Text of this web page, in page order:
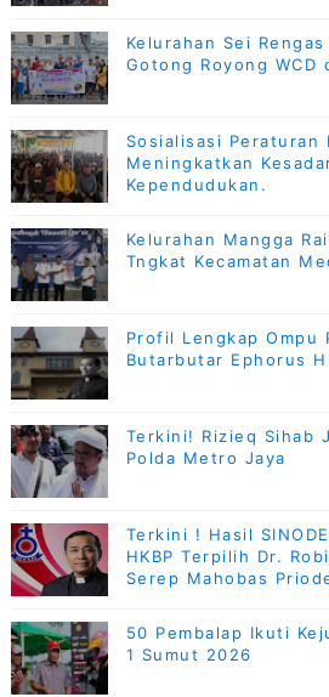
Kelurahan Sei
Gotong Royong WCD
Sosialisasi Peraturan
Meningkatkan
Kependudukan.
Kelurahan Mangga
Tngkat Kecamatan
Profil Lengkap Ompu
Butarbutar Ephorus
Terkini! Rizieq Sihab
Polda Metro Jaya
Terkini ! Hasil
HKBP Terpilih Dr.
Serep Mahobas
50 Pembalap Ikuti
1 Sumut 2026